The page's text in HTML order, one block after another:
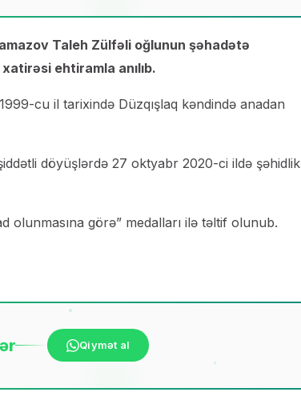
Taleh Zülfəli oğlunun şəhadətə
ehtiramla anılıb.
cu il tarixində Düzqışlaq kəndində anadan
döyüşlərdə 27 oktyabr 2020-ci ildə şəhidlik
olunmasına görə” medalları ilə təltif olunub.
Qiymət al